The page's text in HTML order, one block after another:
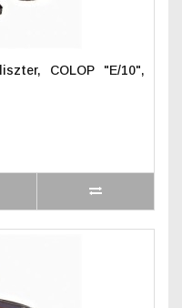
COLOP "E/10",